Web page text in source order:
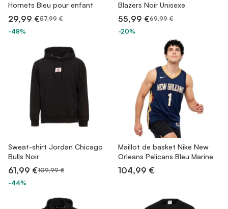
Hornets Bleu pour enfant
29,99 €57,99 €
-48%
Blazers Noir Unisexe
55,99 €69,99 €
-20%
Sweat-shirt Jordan Chicago
Bulls Noir
61,99 €109,99 €
-44%
Maillot de basket Nike New
Orleans Pelicans Bleu Marine
104,99 €